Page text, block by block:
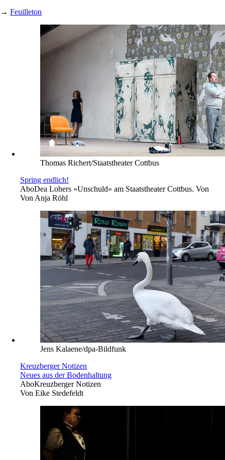
→ Feuilleton
Thomas Richert/Staatstheater Cottbus
Spring endlich!
AboDea Lohers »Unschuld« am Staatstheater Cottbus. Von
VonAnja Röhl
Jens Kalaene/dpa-Bildfunk
Kreuzberger Notizen
Neues aus der Bodenhaltung
AboKreuzberger Notizen
Von Eike Stedefeldt